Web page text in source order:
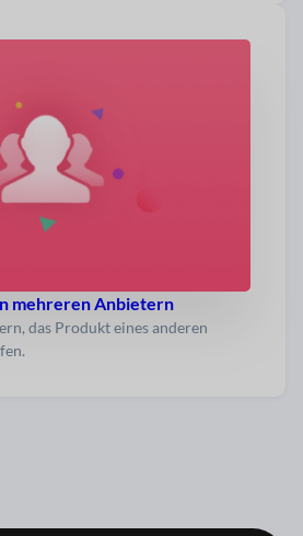
mehreren Anbietern
das Produkt eines anderen